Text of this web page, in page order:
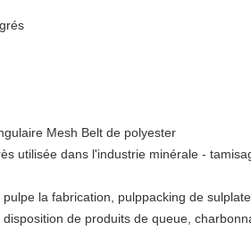
Mesh Belt de polyester
utilisée dans l'industrie minérale -
la fabrication, pulppacking de
de produits de queue,